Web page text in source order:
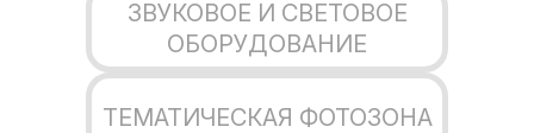
ЗВУКОВОЕ И СВЕТОВОЕ
ОБОРУДОВАНИЕ
ТЕМАТИЧЕСКАЯ ФОТОЗОНА